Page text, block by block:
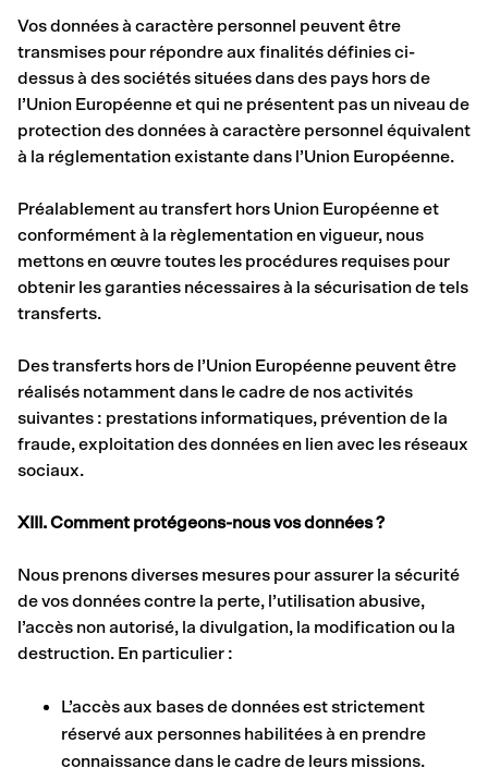
Vos données à caractère personnel peuvent être
transmises pour répondre aux finalités définies ci-
dessus à des sociétés situées dans des pays hors de
l’Union Européenne et qui ne présentent pas un niveau de
protection des données à caractère personnel équivalent
à la réglementation existante dans l’Union Européenne.
Préalablement au transfert hors Union Européenne et
conformément à la règlementation en vigueur, nous
mettons en œuvre toutes les procédures requises pour
obtenir les garanties nécessaires à la sécurisation de tels
transferts.
Des transferts hors de l’Union Européenne peuvent être
réalisés notamment dans le cadre de nos activités
suivantes : prestations informatiques, prévention de la
fraude, exploitation des données en lien avec les réseaux
sociaux.
XIII. Comment protégeons-nous vos données ?
Nous prenons diverses mesures pour assurer la sécurité
de vos données contre la perte, l’utilisation abusive,
l’accès non autorisé, la divulgation, la modification ou la
destruction. En particulier :
L’accès aux bases de données est strictement
réservé aux personnes habilitées à en prendre
connaissance dans le cadre de leurs missions.